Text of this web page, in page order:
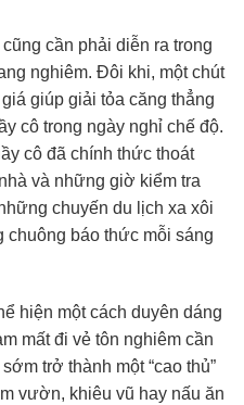
cần phải diễn ra trong
nghiêm. Đôi khi, một chút
giúp giải tỏa căng thẳng
cô trong ngày nghỉ chế độ.
cô đã chính thức thoát
và những giờ kiểm tra
chuyến du lịch xa xôi
chuông báo thức mỗi sáng
hiện một cách duyên dáng
mất đi vẻ tôn nghiêm cần
trở thành một “cao thủ”
vườn, khiêu vũ hay nấu ăn